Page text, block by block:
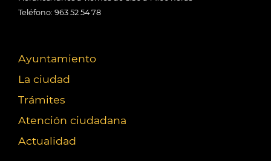
Teléfono: 963 52 54 78
Ayuntamiento
La ciudad
Trámites
Atención ciudadana
Actualidad